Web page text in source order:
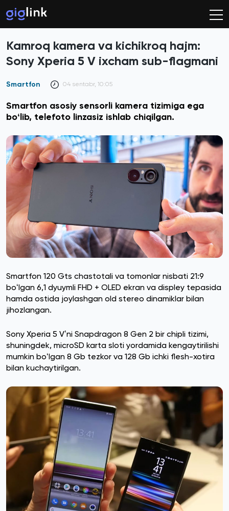
Kamroq kamera va kichikroq hajm:
Sony Xperia 5 V ixcham sub-flagmani
Smartfon 04 sentabr, 10:05
Smartfon asosiy sensorli kamera tizimiga ega
boʻlib, telefoto linzasiz ishlab chiqilgan.
Smartfon 120 Gts chastotali va tomonlar nisbati 21:9
boʻlgan 6,1 dyuymli FHD + OLED ekran va displey tepasida
hamda ostida joylashgan old stereo dinamiklar bilan
jihozlangan.
Sony Xperia 5 Vʼni Snapdragon 8 Gen 2 bir chipli tizimi,
shuningdek, microSD karta sloti yordamida kengaytirilishi
mumkin boʻlgan 8 Gb tezkor va 128 Gb ichki flesh-xotira
bilan kuchaytirilgan.